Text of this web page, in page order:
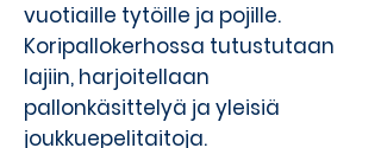
vuotiaille tytöille ja pojille.
Koripallokerhossa tutustutaan
lajiin, harjoitellaan
pallonkäsittelyä ja yleisiä
joukkuepelitaitoja.